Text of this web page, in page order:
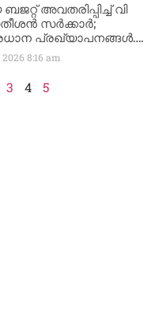
അവതരിപ്പിച്ച് വി
സർക്കാർ;
പ്രഖ്യാപനങ്ങൾ….
2026 8:16 am
3 4 5